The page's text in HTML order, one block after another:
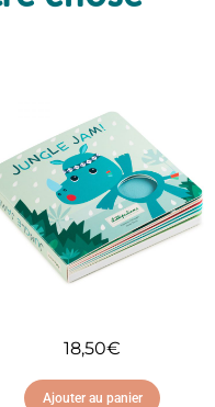
18,50€
Ajouter au panier